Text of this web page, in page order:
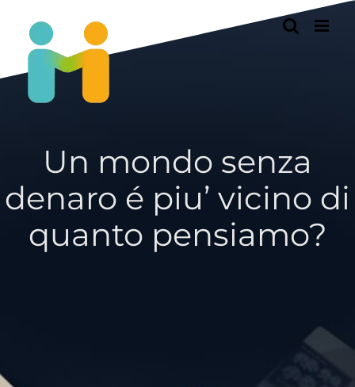
contenu
Un mondo senza
denaro é piu’ vicino di
quanto pensiamo?